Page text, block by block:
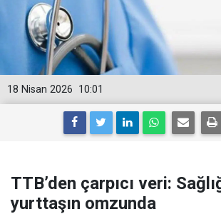
10:01
18 Nisan 2026
TTB’den çarpıcı veri:
yurttaşın omzunda